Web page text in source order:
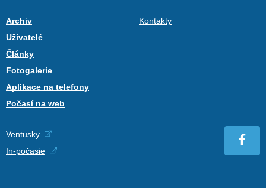
Archiv
Uživatelé
Články
Fotogalerie
Aplikace na telefony
Počasí na web
Kontakty
Ventusky
In-počasie